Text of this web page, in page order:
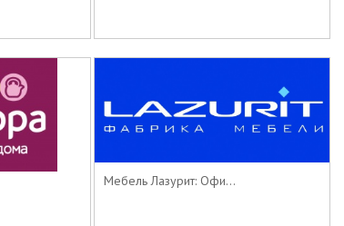
Мебель Лазурит: Офи...